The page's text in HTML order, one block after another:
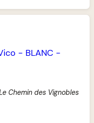
- BLANC -
Chemin des Vignobles